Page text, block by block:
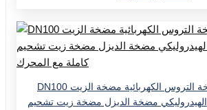
DN100 مضخة زيت مضخة التروس الكهربائية مضخة الزيت
الهيدروليكي مضخة الديزل مضخة زيت تشحيم KCB960 مجموعة